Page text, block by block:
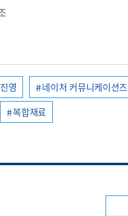
영
네이처 커뮤니케이션즈
복합재료